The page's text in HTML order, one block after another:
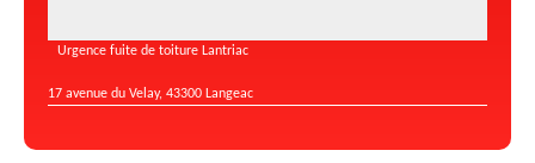
Urgence fuite de toiture Lantriac
17 avenue du Velay, 43300 Langeac